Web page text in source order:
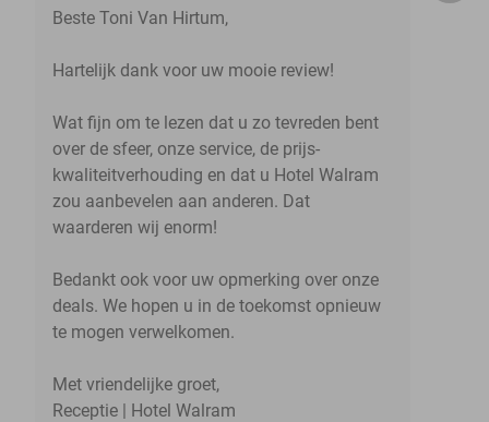
Beste Toni Van Hirtum,
Hartelijk dank voor uw mooie review!
Wat fijn om te lezen dat u zo tevreden bent
over de sfeer, onze service, de prijs-
kwaliteitverhouding en dat u Hotel Walram
zou aanbevelen aan anderen. Dat
waarderen wij enorm!
Bedankt ook voor uw opmerking over onze
deals. We hopen u in de toekomst opnieuw
te mogen verwelkomen.
Met vriendelijke groet,
Receptie | Hotel Walram